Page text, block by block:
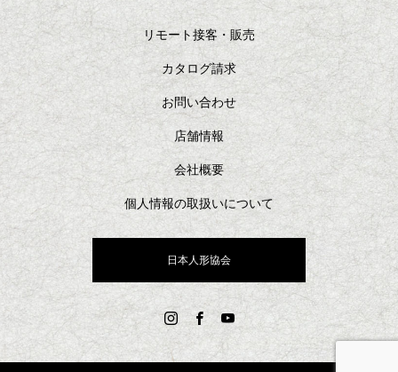
リモート接客・販売
カタログ請求
お問い合わせ
店舗情報
会社概要
個人情報の取扱いについて
日本人形協会